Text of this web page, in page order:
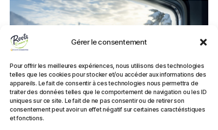
Gérer le consentement
Pour offrir les meilleures expériences, nous utilisons des technologies
telles que les cookies pour stocker et/ou accéder aux informations des
appareils. Le fait de consentir à ces technologies nous permettra de
traiter des données telles que le comportement de navigation ou les ID
uniques sur ce site. Le fait de ne pas consentir ou de retirer son
consentement peut avoir un effet négatif sur certaines caractéristiques
et fonctions.